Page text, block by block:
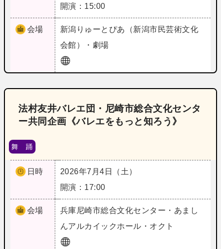
開演：15:00
会場 新潟 りゅーとぴあ（新潟市民芸術文化
会館）・劇場
法村友井バレエ団・尼崎市総合文化センタ
ー共同企画《バレエをもっと知ろう》
舞 踊
日時
2026年7月4日（土）
開演：17:00
会場 兵庫 尼崎市総合文化センター・あまし
んアルカイックホール・オクト